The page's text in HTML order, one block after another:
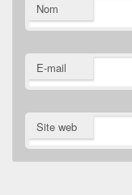
Nom
E-mail
Site web